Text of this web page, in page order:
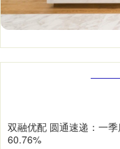
双融优配 圆通速递：一
60.76%